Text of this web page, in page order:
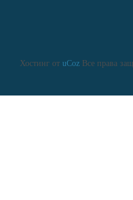
Хостинг от uCozВсе права